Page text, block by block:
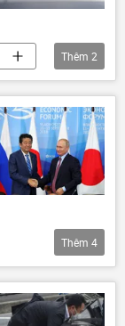
Thêm 2
Thêm 4